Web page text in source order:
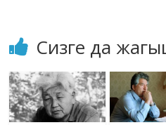
Сизге да